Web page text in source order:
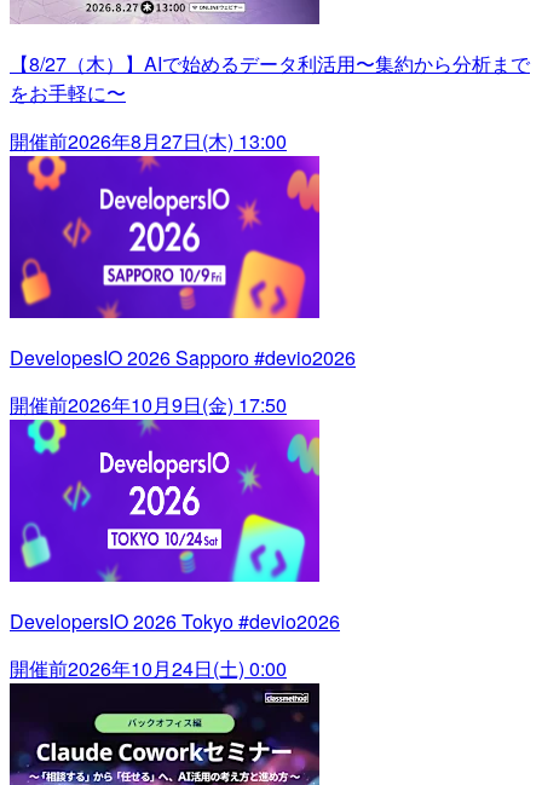
【8/27（木）】AIで始めるデータ利活用〜集約から分析まで
をお手軽に〜
開催前2026年8月27日(木) 13:00
DevelopesIO 2026 Sapporo #devio2026
開催前2026年10月9日(金) 17:50
DevelopersIO 2026 Tokyo #devio2026
開催前2026年10月24日(土) 0:00